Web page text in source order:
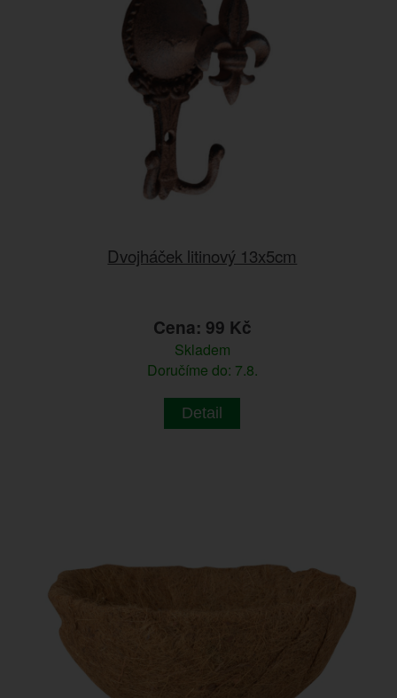
Dvojháček litinový 13x5cm
Cena: 99 Kč
Skladem
Doručíme do: 7.8.
Detail